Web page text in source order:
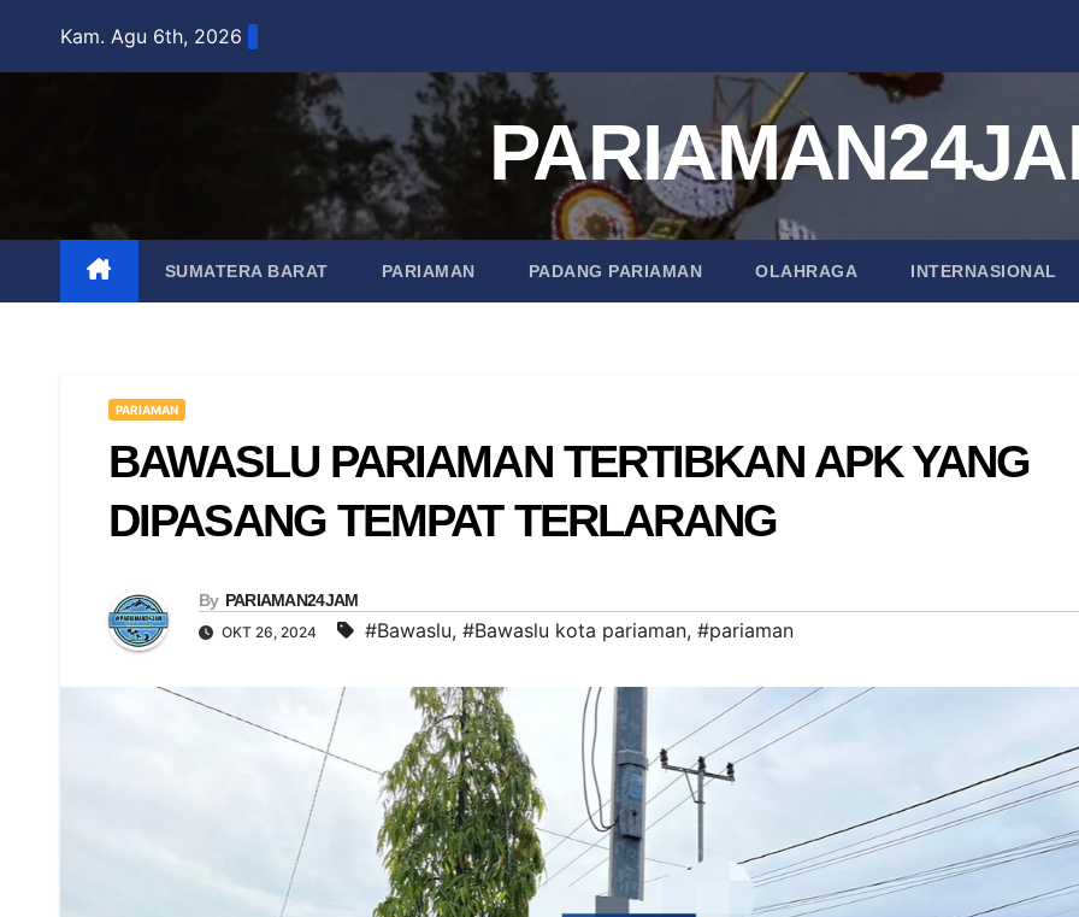
Kam. Agu 6th, 2026
SUMATERA BARAT PARIAMAN PADANG PARIAMAN OLAHRAGA INTERNASIONAL
PARIAMAN
BAWASLU PARIAMAN TERTIBKAN APK YANG
DIPASANG TEMPAT TERLARANG
By PARIAMAN24JAM
OKT 26, 2024 #Bawaslu, #Bawaslu kota pariaman, #pariaman